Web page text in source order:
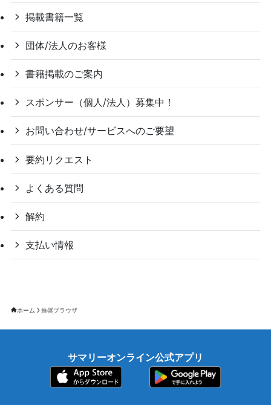
掲載書籍一覧
団体/法人のお客様
書籍掲載のご案内
スポンサー（個人/法人）募集中！
お問い合わせ/サービスへのご要望
要約リクエスト
よくある質問
解約
支払い情報
ホーム 推奨ブラウザ
サマリーオンライン公式アプリ